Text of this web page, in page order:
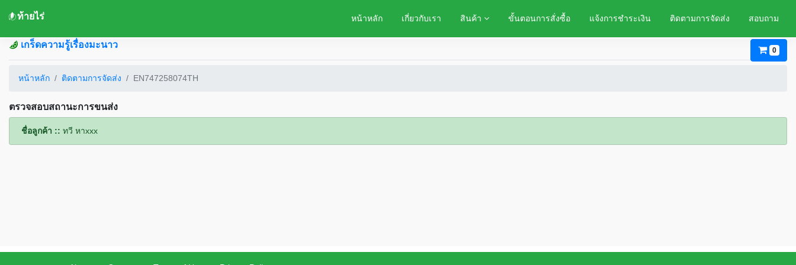
ท้ายไร่ หน้าหลัก เกี่ยวกับเรา สินค้า ขั้นตอนการสั่งซื้อ แจ้งการชำระเงิน ติดตามการจัดส่ง สอบถาม
เกร็ดความรู้เรื่องมะนาว
0
หน้าหลัก ติดตามการจัดส่ง EN747258074TH
ตรวจสอบสถานะการขนส่ง
ชื่อลูกค้า :: ทวี หาxxx